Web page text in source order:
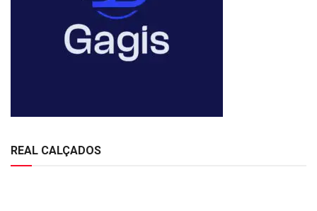
REAL CALÇADOS